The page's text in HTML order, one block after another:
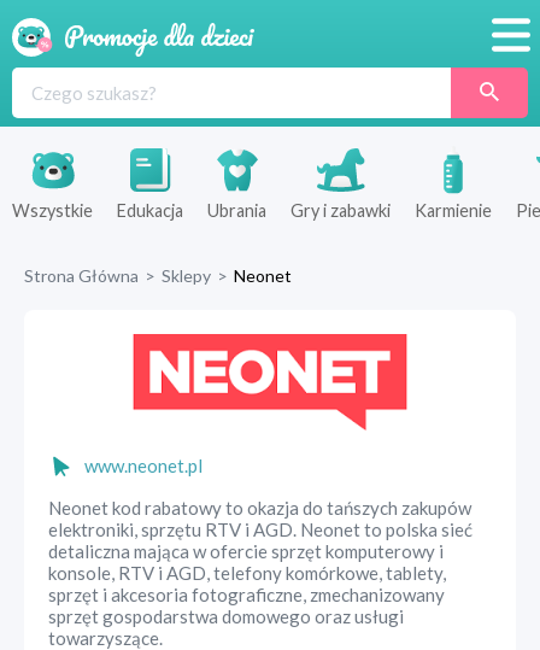
Produkty
Sklepy
Wszystkie Edukacja Ubrania Gry i zabawki Karmienie
Strona Główna > Sklepy > Neonet
www.neonet.pl
Neonet kod rabatowy to okazja do tańszych zakupów
elektroniki, sprzętu RTV i AGD. Neonet to polska sieć
detaliczna mająca w ofercie sprzęt komputerowy i
konsole, RTV i AGD, telefony komórkowe, tablety,
sprzęt i akcesoria fotograficzne, zmechanizowany
sprzęt gospodarstwa domowego oraz usługi
towarzyszące.